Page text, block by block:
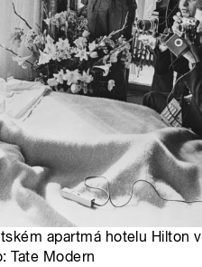
apartmá hotelu Hilton v
Tate Modern